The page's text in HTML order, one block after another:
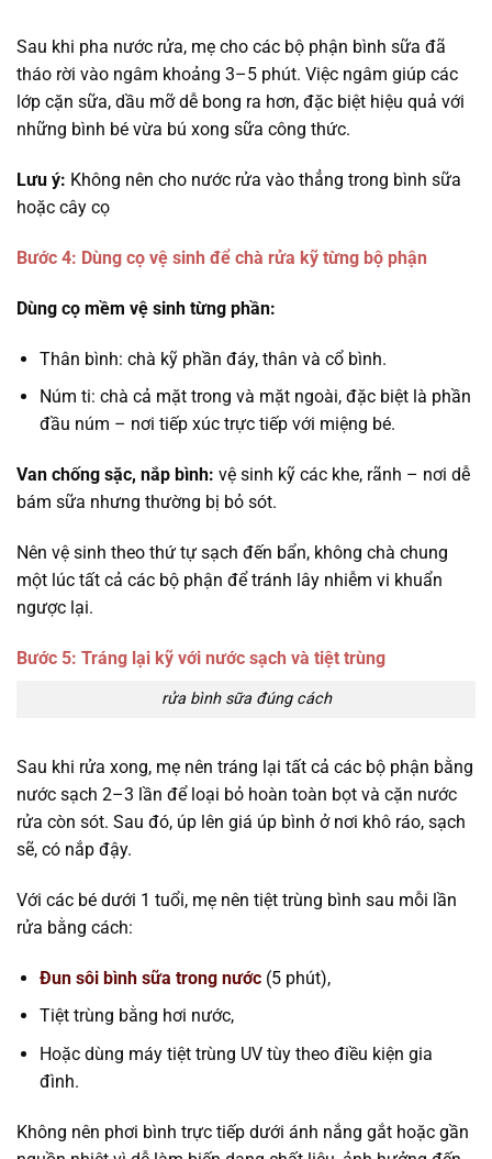
Sau khi pha nước rửa, mẹ cho các bộ phận bình sữa đã
tháo rời vào ngâm khoảng 3–5 phút. Việc ngâm giúp các
lớp cặn sữa, dầu mỡ dễ bong ra hơn, đặc biệt hiệu quả với
những bình bé vừa bú xong sữa công thức.
Lưu ý: Không nên cho nước rửa vào thẳng trong bình sữa
hoặc cây cọ
Bước 4: Dùng cọ vệ sinh để chà rửa kỹ từng bộ phận
Dùng cọ mềm vệ sinh từng phần:
Thân bình: chà kỹ phần đáy, thân và cổ bình.
Núm ti: chà cả mặt trong và mặt ngoài, đặc biệt là phần
đầu núm – nơi tiếp xúc trực tiếp với miệng bé.
Van chống sặc, nắp bình: vệ sinh kỹ các khe, rãnh – nơi dễ
bám sữa nhưng thường bị bỏ sót.
Nên vệ sinh theo thứ tự sạch đến bẩn, không chà chung
một lúc tất cả các bộ phận để tránh lây nhiễm vi khuẩn
ngược lại.
Bước 5: Tráng lại kỹ với nước sạch và tiệt trùng
rửa bình sữa đúng cách
Sau khi rửa xong, mẹ nên tráng lại tất cả các bộ phận bằng
nước sạch 2–3 lần để loại bỏ hoàn toàn bọt và cặn nước
rửa còn sót. Sau đó, úp lên giá úp bình ở nơi khô ráo, sạch
sẽ, có nắp đậy.
Với các bé dưới 1 tuổi, mẹ nên tiệt trùng bình sau mỗi lần
rửa bằng cách:
Đun sôi bình sữa trong nước(5 phút),
Tiệt trùng bằng hơi nước,
Hoặc dùng máy tiệt trùng UV tùy theo điều kiện gia
đình.
Không nên phơi bình trực tiếp dưới ánh nắng gắt hoặc gần